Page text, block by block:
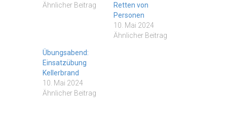
Ähnlicher Beitrag
Retten von
Personen
10. Mai 2024
Ähnlicher Beitrag
Übungsabend:
Einsatzübung
Kellerbrand
10. Mai 2024
Ähnlicher Beitrag